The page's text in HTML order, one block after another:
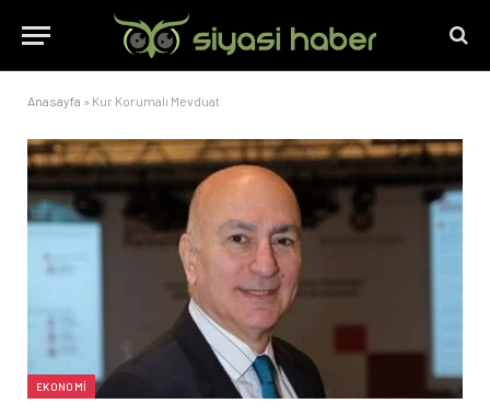
Anasayfa » Kur Korumalı Mevduat
EKONOMI